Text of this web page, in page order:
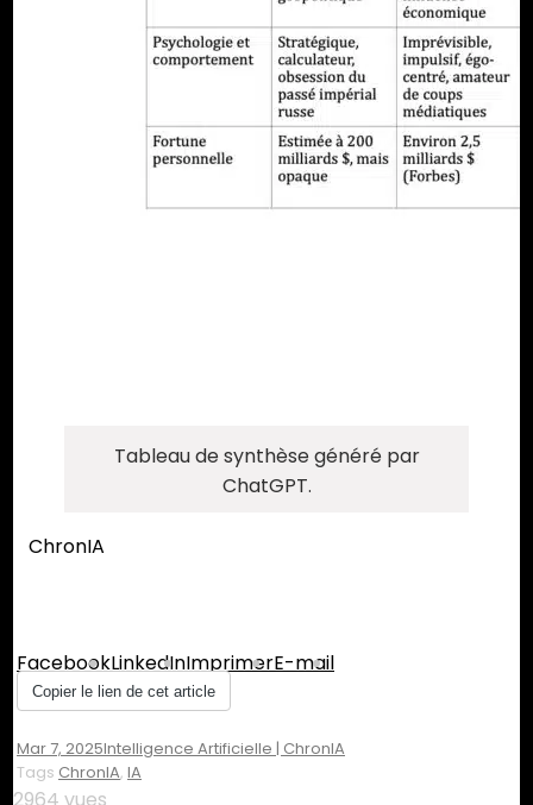
Tableau de synthèse généré par
ChatGPT.
ChronIA
FacebookLinkedInImprimerE-mail
Copier le lien de cet article
Mar 7, 2025Intelligence Artificielle | ChronIA
Tags ChronIA, IA